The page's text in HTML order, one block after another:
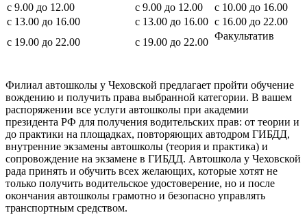
с 9.00 до 12.00
с 9.00 до 12.00
с 10.00 до 16.00
с 13.00 до 16.00
с 13.00 до 16.00 с 16.00 до 22.00
с 19.00 до 22.00
с 19.00 до 22.00
Факультатив
Филиал автошколы у Чеховской предлагает пройти обучение
вождению и получить права выбранной категории. В вашем
распоряжении все услуги автошколы при академии
президента РФ для получения водительских прав: от теории и
до практики на площадках, повторяющих автодром ГИБДД,
внутренние экзамены автошколы (теория и практика) и
сопровождение на экзамене в ГИБДД. Автошкола у Чеховской
рада принять и обучить всех желающих, которые хотят не
только получить водительское удостоверение, но и после
окончания автошколы грамотно и безопасно управлять
транспортным средством.